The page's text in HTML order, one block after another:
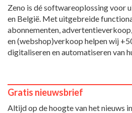
Zeno is dé softwareoplossing voor
en België. Met uitgebreide
abonnementen,
en (webshop)verkoop helpen wij
digitaliseren en automatiseren van
Gratis nieuwsbrief
Altijd op de hoogte van het nieuws